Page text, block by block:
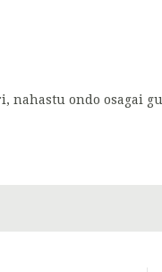
nahastu ondo osagai